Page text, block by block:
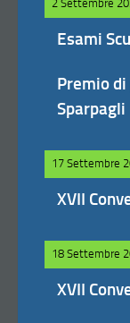
2 Settembre
Esami
Premio
Sparpagli
17 Settembre
XVII
18 Settembre
XVII